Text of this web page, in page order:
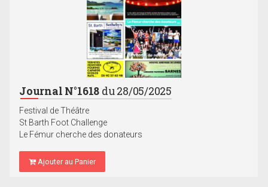
Journal N°1618 du 28/05/2025
Festival de Théâtre
St Barth Foot Challenge
Le Fémur cherche des donateurs
Ajouter au Panier